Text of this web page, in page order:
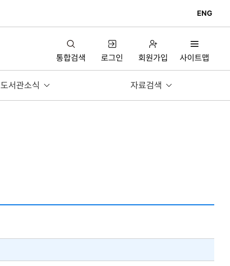
ENG
통합검색 로그인 회원가입 사이트맵
도서관소식 자료검색